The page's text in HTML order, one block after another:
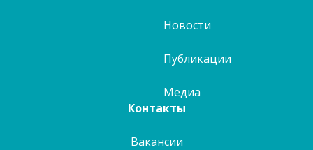
Новости
Публикации
Медиа
Контакты
Вакансии